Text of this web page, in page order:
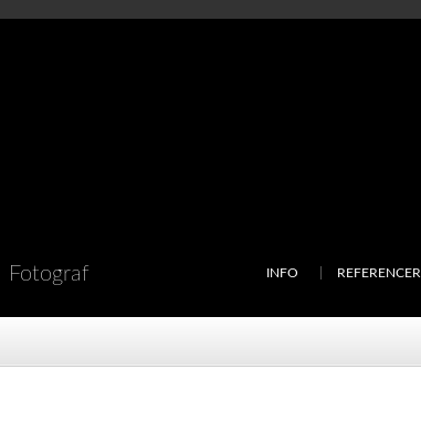
Fotograf INFO REFERENCER